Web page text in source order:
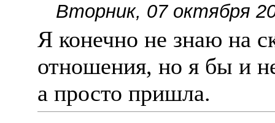
Вторник, 07 октября
Я конечно не знаю на
отношения, но я бы и
а просто пришла.